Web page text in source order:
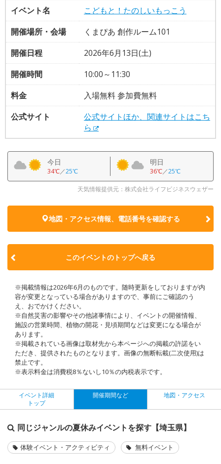
イベント名
こどもと！たのしいもっこう
開催場所・会場
くまぴあ 創作ルーム101
開催日程
2026年6月13日(土)
開催時間
10:00～11:30
料金
入場無料 参加費無料
公式サイト
公式サイトほか、関連サイトはこち
ら
今日
34℃／25℃
明日
36℃／25℃
天気情報提供元：株式会社ライフビジネスウェザー
地図・アクセス情報、電話番号を確認する
このイベントのトップへ戻る
※掲載情報は2026年6月のものです。随時更新をしておりますが内
容が変更となっている場合がありますので、事前にご確認のう
え、おでかけください。
※自然災害の影響やその他諸事情により、イベントの開催情報、
施設の営業時間、植物の開花・見頃期間などは変更になる場合が
あります。
※掲載されている画像は取材先から本ページへの掲載の許諾をい
ただき、提供されたものとなります。画像の無断転載(二次使用)は
禁止です。
※表示料金は消費税8％ないし10％の内税表示です。
イベント詳細
トップ
開催期間など 地図・アクセス
同じジャンルの夏休みイベントを探す【埼玉県】
体験イベント・アクティビティ 無料イベント